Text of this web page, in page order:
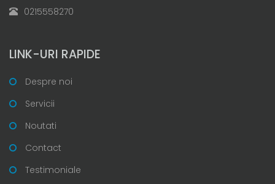
0215558270
LINK-URI RAPIDE
Despre noi
Servicii
Noutati
Contact
Testimoniale